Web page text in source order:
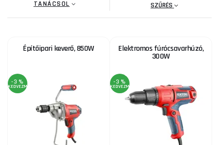
TANÁCSOL SZŰRÉS
Építőipari keverő, 850W
-3 %
KEDVEZMÉNY
Elektromos fúrócsavarhúzó,
300W
-3 %
KEDVEZMÉNY